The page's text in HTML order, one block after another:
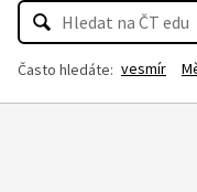
Často hledáte: vesmír